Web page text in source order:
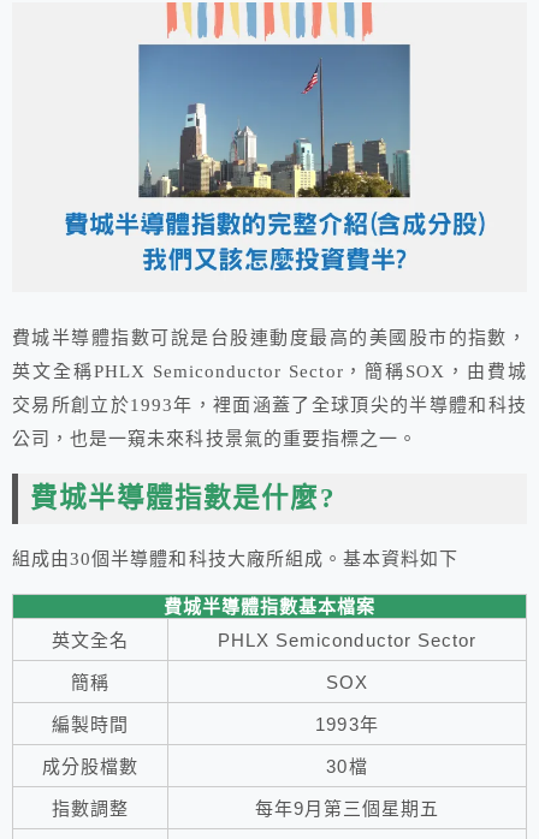
費城半導體指數可說是台股連動度最高的美國股市的指數，
英文全稱PHLX Semiconductor Sector，簡稱SOX，由費城
交易所創立於1993年，裡面涵蓋了全球頂尖的半導體和科技
公司，也是一窺未來科技景氣的重要指標之一。
費城半導體指數是什麼?
組成由30個半導體和科技大廠所組成。基本資料如下
費城半導體指數基本檔案
英文全名
PHLX Semiconductor Sector
簡稱 SOX
編製時間 1993年
成分股檔數 30檔
指數調整 每年9月第三個星期五